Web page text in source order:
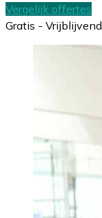
Vergelijk offertes
Gratis - Vrijblijvend